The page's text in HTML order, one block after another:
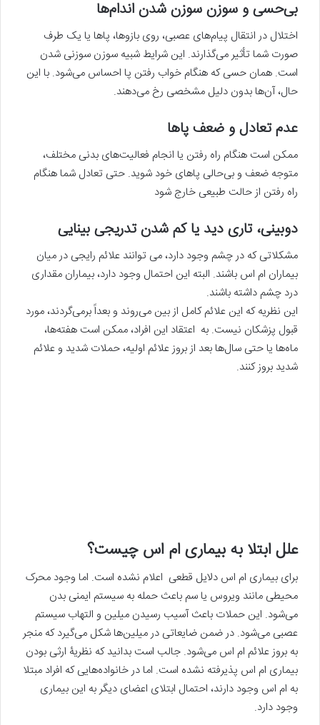
بی‌حسی و سوزن سوزن شدن اندام‌ها
اختلال در انتقال پیام‌های عصبی، روی بازوها، پاها یا یک طرف
صورت شما تأثیر می‌گذارند. این شرایط شبیه سوزن سوزنی شدن
است. همان حسی که هنگام خواب رفتن پا احساس می‌شود. با این
حال، آن‌ها بدون دلیل مشخصی رخ می‌دهند.
عدم تعادل و ضعف پاها
ممکن است هنگام راه رفتن یا انجام فعالیت‌های بدنی مختلف،
متوجه ضعف و بی‌حالی پاهای خود شوید. حتی تعادل شما هنگام
راه رفتن از حالت طبیعی خارج شود
دوبینی، تاری دید یا کم شدن تدریجی بینایی
مشکلاتی که در چشم وجود دارد، می توانند علائم رایجی در میان
بیماران ام اس باشند. البته این احتمال وجود دارد، بیماران مقداری
درد چشم داشته باشند.
این نظریه که این علائم کامل از بین می‌روند و بعداً برمی‌گردند، مورد
قبول پزشکان نیست. به اعتقاد این افراد، ممکن است هفته‌ها،
ماه‌ها یا حتی سال‌ها بعد از بروز علائم اولیه، حملات شدید و علائم
شدید بروز کنند.
علل ابتلا به بیماری ام اس چیست؟
برای بیماری ام اس دلایل قطعی اعلام نشده است. اما وجود محرک
محیطی مانند ویروس یا سم باعث حمله به سیستم ایمنی بدن
می‌شود. این حملات باعث آسیب رسیدن میلین و التهاب سیستم
عصبی می‌شود. در ضمن ضایعاتی در میلین‌ها شکل می‌گیرد که منجر
به بروز علائم ام اس می‌شود. جالب است بدانید که نظریۀ ارثی بودن
بیماری ام اس پذیرفته نشده است. اما در خانواده‌هایی که افراد مبتلا
به ام اس وجود دارند، احتمال ابتلای اعضای دیگر به این بیماری
وجود دارد.